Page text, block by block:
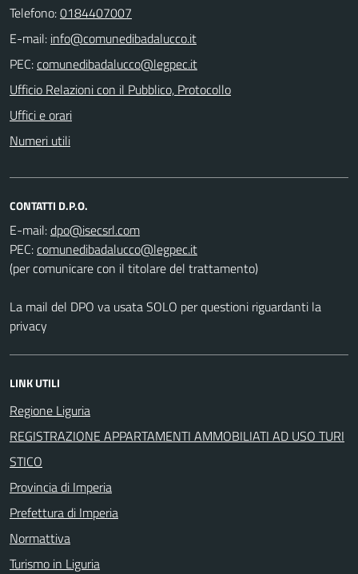
Telefono:0184407007
E-mail:
PEC:
Ufficio Relazioni con il Pubblico, Protocollo
Uffici e orari
Numeri utili
CONTATTI D.P.O.
E-mail:
PEC:
(per comunicare con il titolare del trattamento)
La mail del DPO va usata SOLO per questioni riguardanti la
privacy
LINK UTILI
Regione Liguria
REGISTRAZIONE APPARTAMENTI AMMOBILIATI AD USO TURI
STICO
Provincia di Imperia
Prefettura di Imperia
Normattiva
Turismo in Liguria